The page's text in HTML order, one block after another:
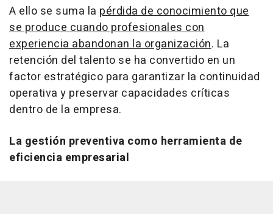
A ello se suma la pérdida de conocimiento que
se produce cuando profesionales con
experiencia abandonan la organización. La
retención del talento se ha convertido en un
factor estratégico para garantizar la continuidad
operativa y preservar capacidades críticas
dentro de la empresa.
La gestión preventiva como herramienta de
eficiencia empresarial